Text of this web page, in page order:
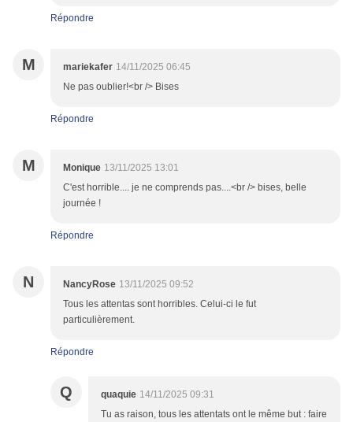
Répondre
M mariekafer 14/11/2025 06:45
Ne pas oublier!<br /> Bises
Répondre
M Monique 13/11/2025 13:01
C'est horrible.... je ne comprends pas....<br /> bises, belle
journée !
Répondre
N NancyRose 13/11/2025 09:52
Tous les attentas sont horribles. Celui-ci le fut
particulièrement.
Répondre
Q quaquie 14/11/2025 09:31
Tu as raison, tous les attentats ont le même but : faire